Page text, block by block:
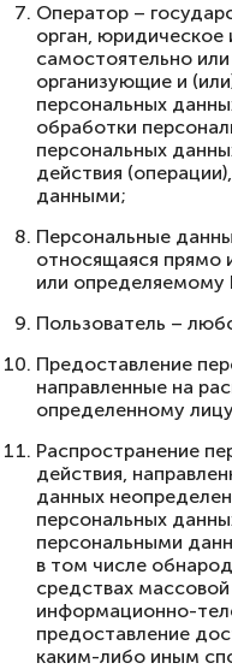
Оператор –
орган, юридическое
самостоятельно
организующие и
персональных
обработки
персональных
действия
данными;
Персональные
относящаяся прямо
или определяемому
Пользователь –
Предоставление
направленные на
определенному
Распространение
действия,
данных
персональных
персональными
в том числе
средствах
информационно-
предоставление
каким-либо иным